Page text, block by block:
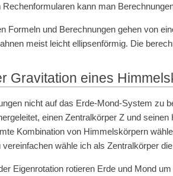
Rechenformularen kann man
Formeln und Berechnungen gehen von
meist leicht ellipsenförmig. Die
Gravitation eines
nicht auf das Erde-Mond-System zu
einen Zentralkörper Z und
Kombination von Himmelskörpern
wähle ich als Zentralkörper
Eigenrotation rotieren Erde und Mond